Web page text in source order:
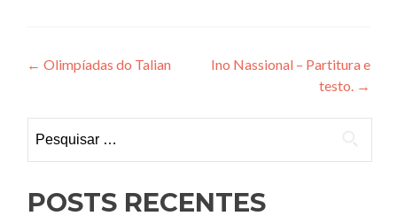
Navegação
Post
← Olimpíadas do Talian
Ino Nassional – Partitura e
testo. →
por:
POSTS RECENTES